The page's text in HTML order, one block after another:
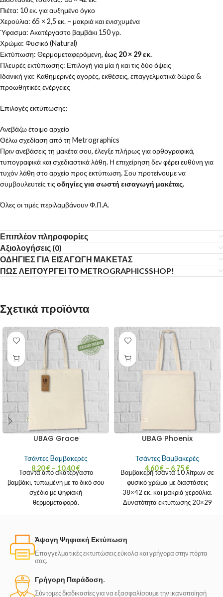
Πιέτα: 10 εκ. για αυξημένο όγκο
Χερούλια: 65 × 2,5 εκ. – μακριά και ενισχυμένα
Ύφασμα: Ακατέργαστο βαμβάκι 150 γρ.
Χρώμα: Φυσικό (Natural)
Εκτύπωση: Θερμομεταφερόμενη, έως 20 × 29 εκ.
Πλευρές εκτύπωσης: Επιλογή για μία ή και τις δύο όψεις
Ιδανική για: Καθημερινές αγορές, εκθέσεις, επαγγελματικά δώρα &
προωθητικές ενέργειες
Επιλογές εκτύπωσης:
Ανεβάζω έτοιμο αρχείο
Θέλω σχεδίαση από τη Metrographics
Πριν ανεβάσεις τη μακέτα σου, έλεγξε πλήρως για ορθογραφικά,
τυπογραφικά και σχεδιαστικά λάθη. Η επιχείρηση δεν φέρει ευθύνη για
τυχόν λάθη στο αρχείο προς εκτύπωση. Σου προτείνουμε να
συμβουλευτείς τις οδηγίες για σωστή εισαγωγή μακέτας.
Όλες οι τιμές περιλαμβάνουν Φ.Π.Α.
Επιπλέον πληροφορίες
Αξιολογήσεις (0)
ΟΔΗΓΙΕΣ ΓΙΑ ΕΙΣΑΓΩΓΗ ΜΑΚΕΤΑΣ
ΠΩΣ ΛΕΙΤΟΥΡΓΕΙ ΤΟ METROGRAPHICSSHOP!
Σχετικά προϊόντα
UBAG Grace
Τσάντες Bαμβακερές
8.20€– 10.40€
Τσάντα από ακατέργαστο
βαμβάκι, τυπωμένη με το δικό σου
σχέδιο με ψηφιακή
θερμομεταφορά.
UBAG Phoenix
Τσάντες Bαμβακερές
4.60€ – 6.75€
Βαμβακερή τσάντα 10 λίτρων σε
φυσικό χρώμα με διαστάσεις
38×42 εκ. και μακριά χερούλια.
Δυνατότητα εκτύπωσης 20×29
Άψογη Ψηφιακή Εκτύπωση
Επαγγελματικές εκτυπώσεις εύκολα και γρήγορα στην πόρτα
σας.
Γρήγορη Παράδοση.
Σύντομες διαδικασίες για να εξασφαλίσουμε την ικανοποίησή